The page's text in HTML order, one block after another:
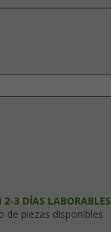
2-3 DÍAS LABORABLES
de piezas disponibles